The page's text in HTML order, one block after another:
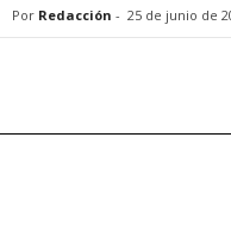
Por Redacción - 25 de junio de